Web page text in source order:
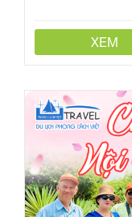
XEM